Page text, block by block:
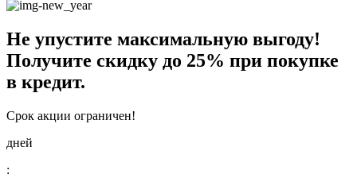
Не упустите максимальную выгоду!
Получите скидку до 25% при покупке
в кредит.
Срок акции ограничен!
дней
: